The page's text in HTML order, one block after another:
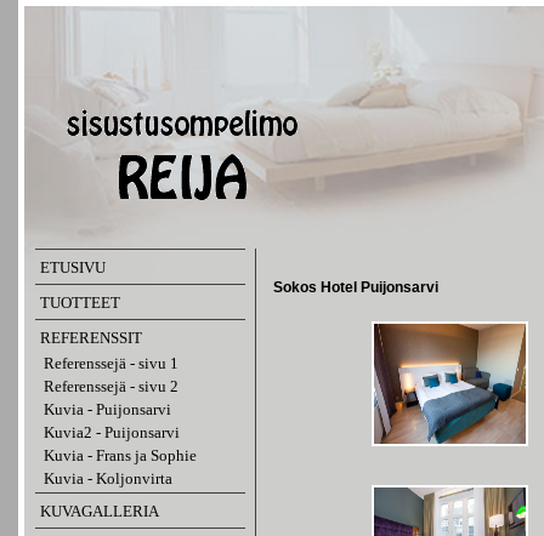
Sokos Hotel Puijonsarvi
ETUSIVU
TUOTTEET
REFERENSSIT
Referenssejä - sivu 1
Referenssejä - sivu 2
Kuvia - Puijonsarvi
Kuvia2 - Puijonsarvi
Kuvia - Frans ja Sophie
Kuvia - Koljonvirta
KUVAGALLERIA